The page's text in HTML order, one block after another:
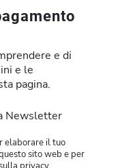
e di
e le
pagina.
Newsletter
elaborare il tuo
sito web e per